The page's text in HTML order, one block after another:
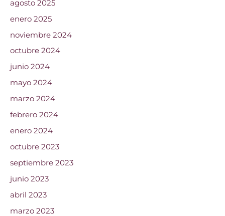
agosto 2025
enero 2025
noviembre 2024
octubre 2024
junio 2024
mayo 2024
marzo 2024
febrero 2024
enero 2024
octubre 2023
septiembre 2023
junio 2023
abril 2023
marzo 2023